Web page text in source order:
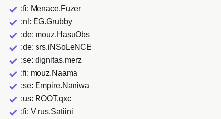
:fi: Menace.Fuzer
:nl: EG.Grubby
:de: mouz.HasuObs
:de: srs.iNSoLeNCE
:se: dignitas.merz
:fi: mouz.Naama
:se: Empire.Naniwa
:us: ROOT.qxc
:fi: Virus.Satiini